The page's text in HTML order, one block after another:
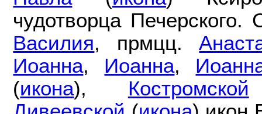
чудотворца
Василия, прмцц.
Иоанна, Иоанна,
(икона), Костромской